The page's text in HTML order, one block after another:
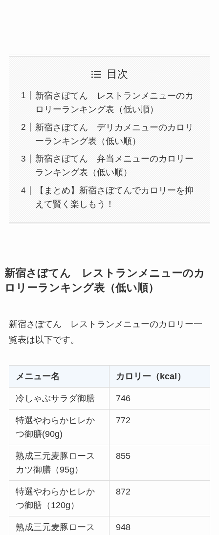
目次
新宿さぼてん レストランメニューのカ
ロリーランキング表（低い順）
新宿さぼてん デリカメニューのカロリ
ーランキング表（低い順）
新宿さぼてん 弁当メニューのカロリー
ランキング表（低い順）
【まとめ】新宿さぼてんでカロリーを抑
えて賢く楽しもう！
新宿さぼてん レストランメニューのカ
ロリーランキング表（低い順）
新宿さぼてん レストランメニューのカロリー一
覧表は以下です。
メニュー名 カロリー（kcal）
冷しゃぶサラダ御膳 746
特選やわらかヒレか
つ御膳(90g)
772
熟成三元麦豚ロース
カツ御膳（95g）
855
特選やわらかヒレか
つ御膳（120g）
872
熟成三元麦豚ロース
948